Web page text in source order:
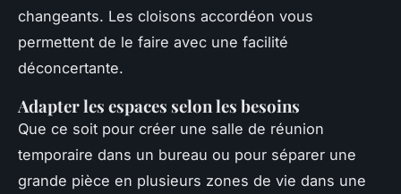
changeants. Les cloisons accordéon vous
permettent de le faire avec une facilité
déconcertante.
Adapter les espaces selon les besoins
Que ce soit pour créer une salle de réunion
temporaire dans un bureau ou pour séparer une
grande pièce en plusieurs zones de vie dans une